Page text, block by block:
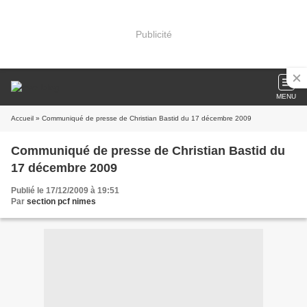
Publicité
MENU
Accueil » Communiqué de presse de Christian Bastid du 17 décembre 2009
Communiqué de presse de Christian Bastid du
17 décembre 2009
Publié le 17/12/2009 à 19:51
Par section pcf nimes